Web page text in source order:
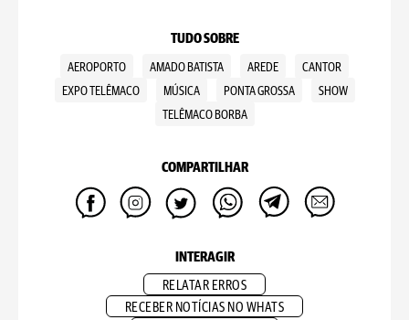
TUDO SOBRE
AEROPORTO AMADO BATISTA AREDE
CANTOR
EXPO TELÊMACO
MÚSICA PONTA GROSSA
SHOW
TELÊMACO BORBA
COMPARTILHAR
INTERAGIR
RELATAR ERROS
RECEBER NOTÍCIAS NO WHATS